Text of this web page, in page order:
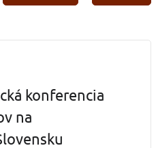
konferencia
na